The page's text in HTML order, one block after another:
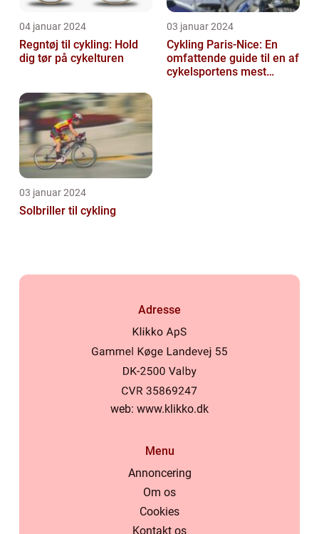
04 januar 2024
Regntøj til cykling: Hold
dig tør på cykelturen
03 januar 2024
Cykling Paris-Nice: En
omfattende guide til en af
cykelsportens mest
03 januar 2024
Solbriller til cykling
Adresse
web: www.klikko.dk
Menu
Annoncering
Om os
Cookies
Kontakt os